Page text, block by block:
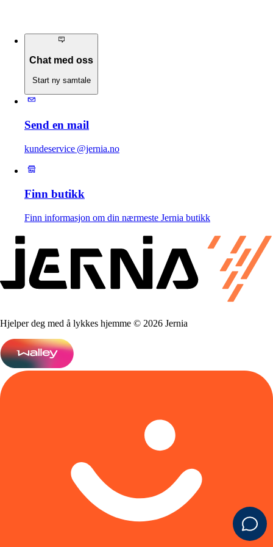
Chat med oss
Start ny samtale
Send en mail
kundeservice @jernia.no
Finn butikk
Finn informasjon om din nærmeste Jernia butikk
Hjelper deg med å lykkes hjemme © 2026 Jernia